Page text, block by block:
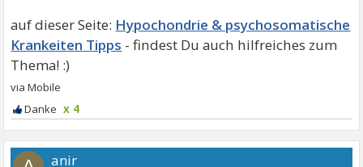
Hypochondrie & psychosomatische
Krankeiten Tipps
x 4
anir